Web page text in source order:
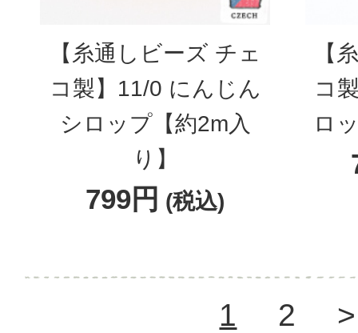
【糸通しビーズ チェ
コ製】11/0 にんじん
シロップ【約2m入
り】
799円 (税込)
【
コ
ロ
1 2 >